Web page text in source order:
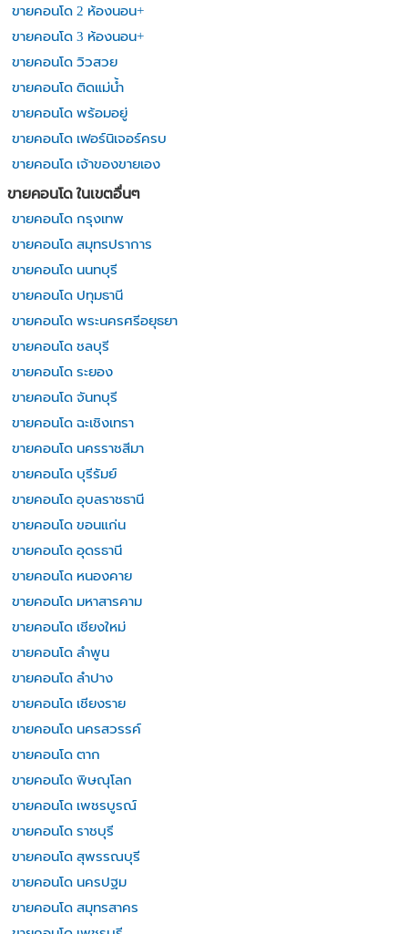
ขายคอนโด 2 ห้องนอน+
ขายคอนโด 3 ห้องนอน+
ขายคอนโด วิวสวย
ขายคอนโด ติดแม่น้ำ
ขายคอนโด พร้อมอยู่
ขายคอนโด เฟอร์นิเจอร์ครบ
ขายคอนโด เจ้าของขายเอง
ขายคอนโด ในเขตอื่นๆ
ขายคอนโด กรุงเทพ
ขายคอนโด สมุทรปราการ
ขายคอนโด นนทบุรี
ขายคอนโด ปทุมธานี
ขายคอนโด พระนครศรีอยุธยา
ขายคอนโด ชลบุรี
ขายคอนโด ระยอง
ขายคอนโด จันทบุรี
ขายคอนโด ฉะเชิงเทรา
ขายคอนโด นครราชสีมา
ขายคอนโด บุรีรัมย์
ขายคอนโด อุบลราชธานี
ขายคอนโด ขอนแก่น
ขายคอนโด อุดรธานี
ขายคอนโด หนองคาย
ขายคอนโด มหาสารคาม
ขายคอนโด เชียงใหม่
ขายคอนโด ลำพูน
ขายคอนโด ลำปาง
ขายคอนโด เชียงราย
ขายคอนโด นครสวรรค์
ขายคอนโด ตาก
ขายคอนโด พิษณุโลก
ขายคอนโด เพชรบูรณ์
ขายคอนโด ราชบุรี
ขายคอนโด สุพรรณบุรี
ขายคอนโด นครปฐม
ขายคอนโด สมุทรสาคร